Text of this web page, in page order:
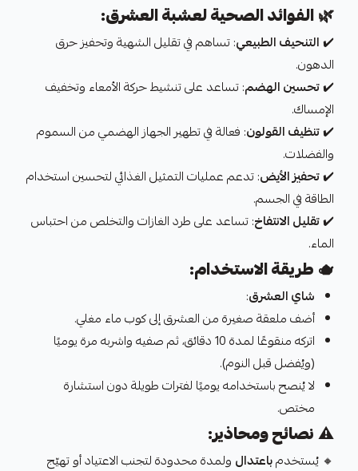
🌿الفوائد الصحية لعشبة العشرق:
✔️التنحيف الطبيعي: تساهم في تقليل الشهية وتحفيز حرق
الدهون.
✔️تحسين الهضم: تساعد على تنشيط حركة الأمعاء وتخفيف
الإمساك.
✔️تنظيف القولون: فعالة في تطهير الجهاز الهضمي من السموم
والفضلات.
✔️تحفيز الأيض: تدعم عمليات التمثيل الغذائي لتحسين استخدام
الطاقة في الجسم.
✔️تقليل الانتفاخ: تساعد على طرد الغازات والتخلص من احتباس
الماء.
🫖طريقة الاستخدام:
شاي العشرق:
أضف ملعقة صغيرة من العشرق إلى كوب ماء مغلي.
اتركه منقوعًا لمدة 10 دقائق، ثم صفيه واشربه مرة يوميًا
(ويُفضل قبل النوم).
لا يُنصح باستخدامه يوميًا لفترات طويلة دون استشارة
مختص.
⚠️نصائح ومحاذير:
🔸 يُستخدمباعتدال ولمدة محدودة لتجنب الاعتياد أو تهيّج